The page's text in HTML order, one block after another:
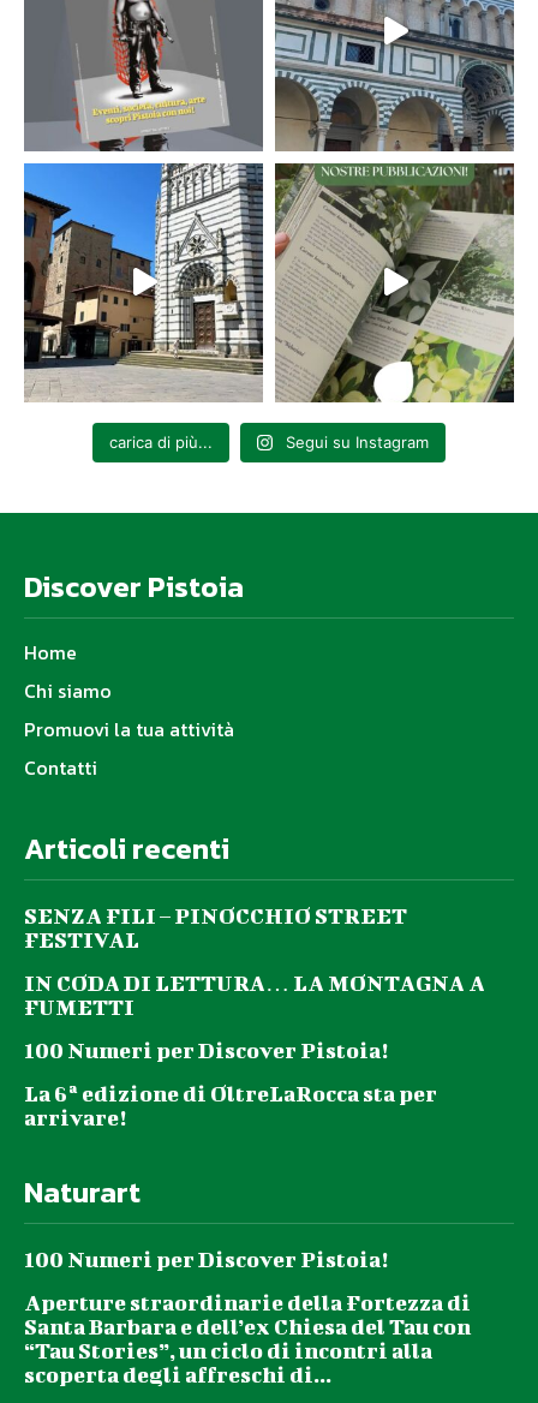
carica di più... Segui su Instagram
Discover Pistoia
Home
Chi siamo
Promuovi la tua attività
Contatti
Articoli recenti
SENZA FILI – PINOCCHIO STREET
FESTIVAL
IN CODA DI LETTURA… LA MONTAGNA A
FUMETTI
100 Numeri per Discover Pistoia!
La 6ª edizione di OltreLaRocca sta per
arrivare!
Naturart
100 Numeri per Discover Pistoia!
Aperture straordinarie della Fortezza di
Santa Barbara e dell’ex Chiesa del Tau con
“Tau Stories”, un ciclo di incontri alla
scoperta degli affreschi di...